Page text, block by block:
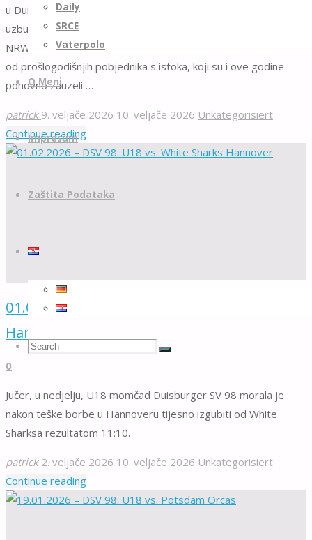
Daily
SRCE
Vaterpolo
O Meni
Impresum
Zaštita Podataka
Search
Search
for:
Search
u Duisburgu. Jako me veseli što sam imao priliku pratiti ovaj
uzbudljivi turnir. Posebno me raduje i to što je momčad iz
NRW-a ponovno osvojila drugo mjesto te je poražena jedino
od prošlogodišnjih pobjednika s istoka, koji su i ove godine
ponovno zauzeli …
patrick 9. veljače 2026 10. veljače 2026 Unkategorisiert
Continue reading"08.02.2026
–
–
01.02.2026 – DSV 98: U18 vs. White Sharks
Hannover
0
Jučer, u nedjelju, U18 momčad Duisburger SV 98 morala je
nakon teške borbe u Hannoveru tijesno izgubiti od White
Sharksa rezultatom 11:10.
patrick 2. veljače 2026 10. veljače 2026 Unkategorisiert
Continue reading"01.02.2026
–